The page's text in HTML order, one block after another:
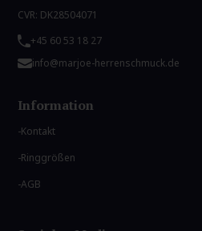
CVR: DK28504071
+45 60 53 18 27
info@marjoe-herrenschmuck.de
Information
Kontakt
Ringgrößen
AGB